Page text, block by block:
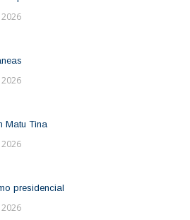
Matu Tina
presidencial